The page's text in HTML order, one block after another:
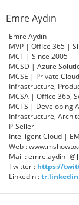
Emre Aydın
Emre Aydın
MVP | Office 365 |
MCT | Since 2005
MCSD | Azure
MCSE | Private
Infrastructure,
MCSA | Office 365,
MCTS | Developing
Infrastructure,
P-Seller
Intelligent Cloud |
Web :
Mail : emre.aydin
Twitter : https://
Linkedin :